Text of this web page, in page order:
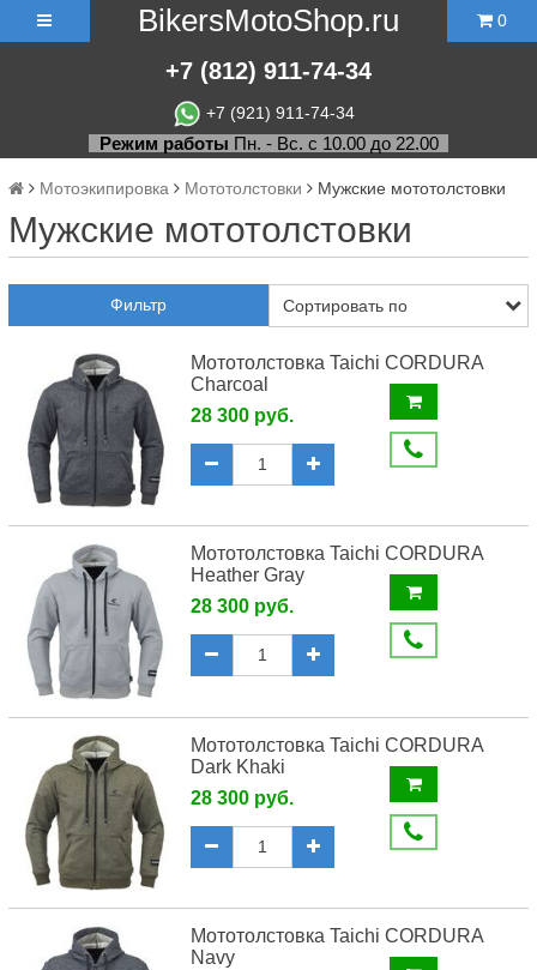
BikersMotoShop.ru
+7 (812) 911-74-34
+7 (921) 911-74-34
0
Режим работы Пн. - Вс. с 10.00 до 22.00
Мотоэкипировка Мототолстовки Мужские мототолстовки
Мужские мототолстовки
Фильтр
Мототолстовка Taichi CORDURA
Charcoal
28 300 руб.
Мототолстовка Taichi CORDURA
Heather Gray
28 300 руб.
Мототолстовка Taichi CORDURA
Dark Khaki
28 300 руб.
Мототолстовка Taichi CORDURA
Navy